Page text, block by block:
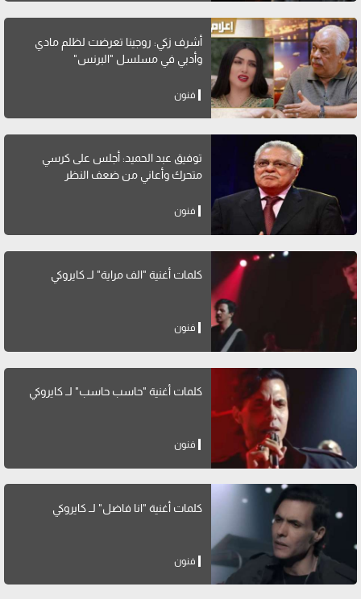
أشرف زكي: روجينا تعرضت لظلم مادي
وأدبي في مسلسل "البرنس"
فنون
توفيق عبد الحميد: أجلس على كرسي
متحرك وأعاني من ضعف النظر
فنون
كلمات أغنية "الف مراية" لــ كايروكي
فنون
كلمات أغنية "حاسب حاسب" لــ كايروكي
فنون
كلمات أغنية "انا فاضل" لــ كايروكي
فنون